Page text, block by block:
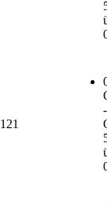
121
-